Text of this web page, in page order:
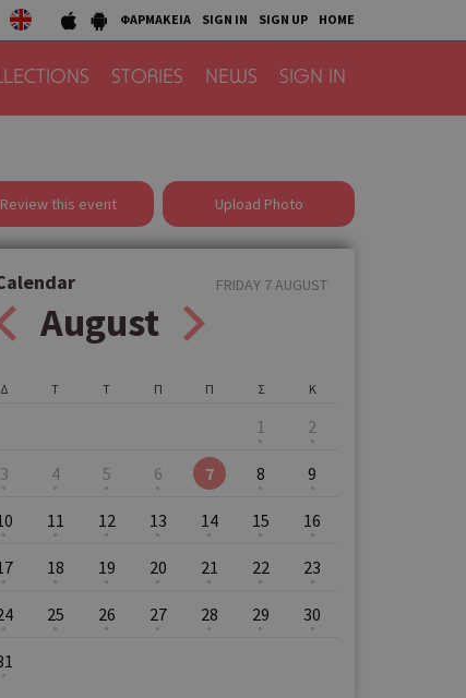
ΦΑΡΜΑΚΕΙΑ SIGN IN SIGN UP HOME
STORIES NEWS SIGN IN
Review this event Upload Photo
August
FRIDAY 7 AUGUST
Δ Τ Τ Π Π Σ
1
Κ
2
3 4 5 6 7 8 9
11 12 13 14 15 16
18 19 20 21 22 23
25 26 27 28 29 30